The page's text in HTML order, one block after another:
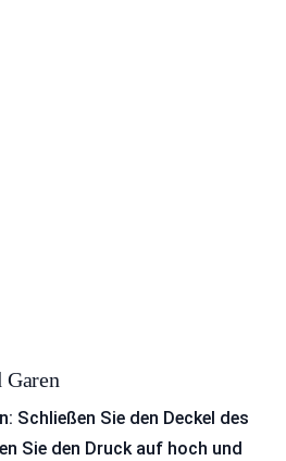
Schließen Sie den Deckel des
Sie den Druck auf hoch und